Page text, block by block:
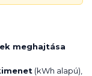
meghajtása
(kWh alapú),